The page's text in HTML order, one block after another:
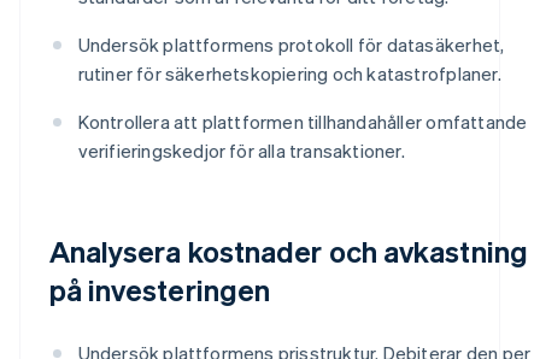
Undersök plattformens protokoll för datasäkerhet,
rutiner för säkerhetskopiering och katastrofplaner.
Kontrollera att plattformen tillhandahåller omfattande
verifieringskedjor för alla transaktioner.
Analysera kostnader och avkastning
på investeringen
Undersök plattformens prisstruktur. Debiterar den per